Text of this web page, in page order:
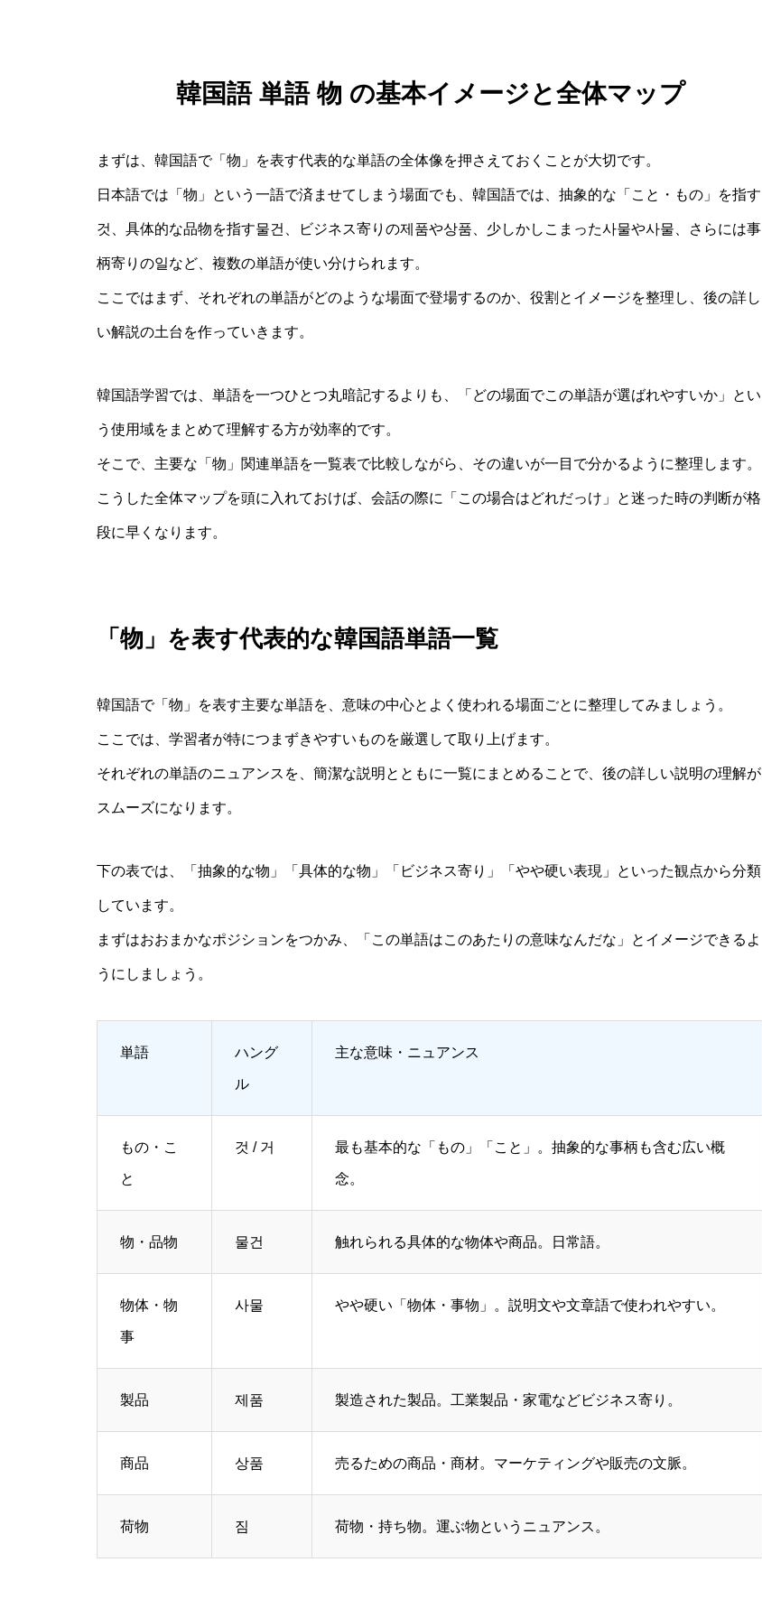
韓国語 単語 物 の基本イメージと全体マップ
まずは、韓国語で「物」を表す代表的な単語の全体像を押さえておくことが大切です。
日本語では「物」という一語で済ませてしまう場面でも、韓国語では、抽象的な「こと・もの」を指す
것、具体的な品物を指す물건、ビジネス寄りの제품や상품、少しかしこまった사물や사물、さらには事
柄寄りの일など、複数の単語が使い分けられます。
ここではまず、それぞれの単語がどのような場面で登場するのか、役割とイメージを整理し、後の詳し
い解説の土台を作っていきます。
韓国語学習では、単語を一つひとつ丸暗記するよりも、「どの場面でこの単語が選ばれやすいか」とい
う使用域をまとめて理解する方が効率的です。
そこで、主要な「物」関連単語を一覧表で比較しながら、その違いが一目で分かるように整理します。
こうした全体マップを頭に入れておけば、会話の際に「この場合はどれだっけ」と迷った時の判断が格
段に早くなります。
「物」を表す代表的な韓国語単語一覧
韓国語で「物」を表す主要な単語を、意味の中心とよく使われる場面ごとに整理してみましょう。
ここでは、学習者が特につまずきやすいものを厳選して取り上げます。
それぞれの単語のニュアンスを、簡潔な説明とともに一覧にまとめることで、後の詳しい説明の理解が
スムーズになります。
下の表では、「抽象的な物」「具体的な物」「ビジネス寄り」「やや硬い表現」といった観点から分類
しています。
まずはおおまかなポジションをつかみ、「この単語はこのあたりの意味なんだな」とイメージできるよ
うにしましょう。
単語 ハング
ル
主な意味・ニュアンス
もの・こ
と
것 / 거 最も基本的な「もの」「こと」。抽象的な事柄も含む広い概
念。
物・品物 물건 触れられる具体的な物体や商品。日常語。
物体・物
事
사물 やや硬い「物体・事物」。説明文や文章語で使われやすい。
製品 제품 製造された製品。工業製品・家電などビジネス寄り。
商品 상품 売るための商品・商材。マーケティングや販売の文脈。
荷物 짐 荷物・持ち物。運ぶ物というニュアンス。